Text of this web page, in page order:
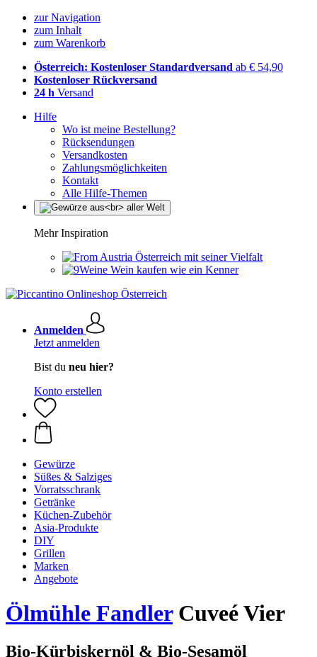
zur Navigation
zum Inhalt
zum Warenkorb
Österreich: Kostenloser Standardversand ab € 54,90
Kostenloser Rückversand
24 h Versand
Hilfe
Wo ist meine Bestellung?
Rücksendungen
Versandkosten
Zahlungsmöglichkeiten
Kontakt
Alle Hilfe-Themen
Mehr Inspiration
Österreich mit seiner Vielfalt
Wein kaufen wie ein Kenner
Anmelden
Jetzt anmelden
Bist du neu hier?
Konto erstellen
Gewürze
Süßes & Salziges
Vorratsschrank
Getränke
Küchen-Zubehör
Asia-Produkte
DIY
Grillen
Marken
Angebote
Ölmühle FandlerCuveé Vier
Bio-Kürbiskernöl & Bio-Sesamöl